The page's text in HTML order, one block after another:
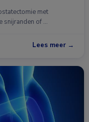
met
snijranden of …
Lees meer →